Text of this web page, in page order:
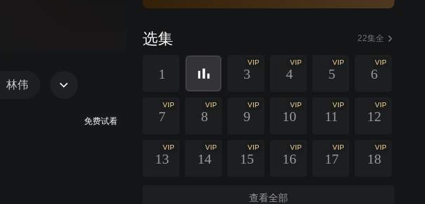
选集 22集全
1
VIP
3
VIP
4
VIP
5
VIP
6
VIP
7
VIP
8
VIP
9
VIP
10
VIP
11
VIP
12
VIP
13
VIP
14
VIP
15
VIP
16
VIP
17
VIP
18
查看全部
林伟
免费试看